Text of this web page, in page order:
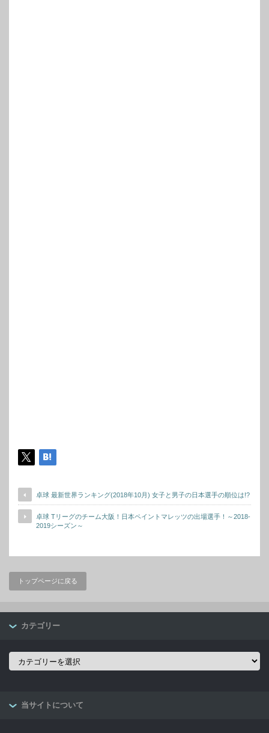
卓球 最新世界ランキング(2018年10月) 女子と男子の日本選手の順位は!?
卓球 Tリーグのチーム大阪！日本ペイントマレッツの出場選手！～2018-
2019シーズン～
トップページに戻る
カテゴリー
カ
当サイトについて